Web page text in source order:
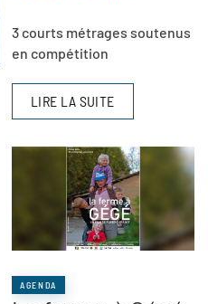
3 courts métrages soutenus
en compétition
LIRE LA SUITE
AGENDA